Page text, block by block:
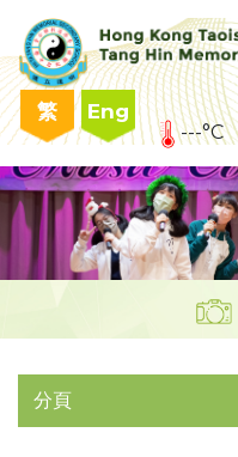
繁 Eng
---°C
分頁